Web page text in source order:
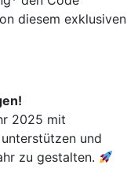
diesem exklusiven
2025 mit
und
zu gestalten.